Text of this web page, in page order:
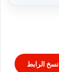
نسخ الرابط